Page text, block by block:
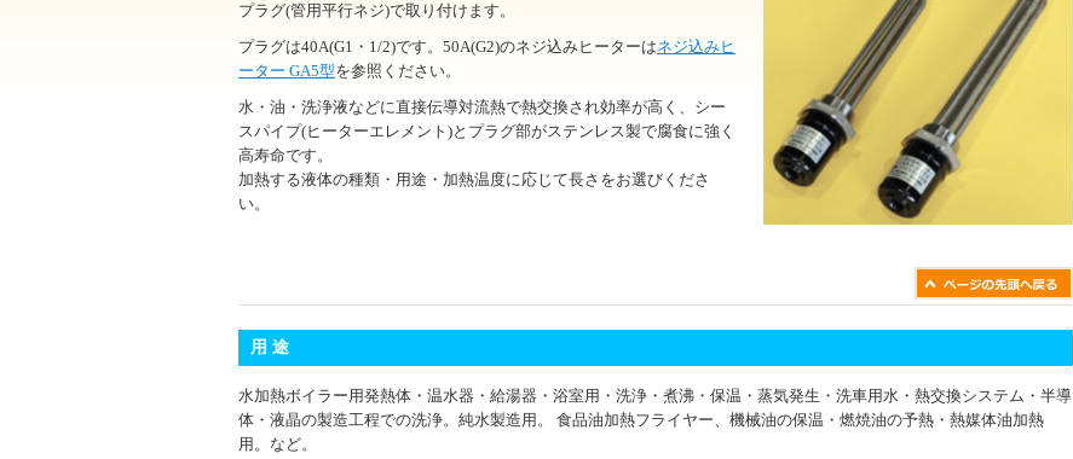
プラグ(管用平行ネジ)で取り付けます。
プラグは40A(G1・1/2)です。50A(G2)のネジ込みヒーターはネジ込みヒ
ーター GA5型を参照ください。
水・油・洗浄液などに直接伝導対流熱で熱交換され効率が高く、シー
スパイプ(ヒーターエレメント)とプラグ部がステンレス製で腐食に強く
高寿命です。
加熱する液体の種類・用途・加熱温度に応じて長さをお選びくださ
い。
用 途
水加熱ボイラー用発熱体・温水器・給湯器・浴室用・洗浄・煮沸・保温・蒸気発生・洗車用水・熱交換システム・半導
体・液晶の製造工程での洗浄。純水製造用。 食品油加熱フライヤー、機械油の保温・燃焼油の予熱・熱媒体油加熱
用。など。